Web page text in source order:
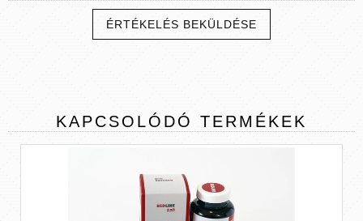
ÉRTÉKELÉS BEKÜLDÉSE
KAPCSOLÓDÓ TERMÉKEK